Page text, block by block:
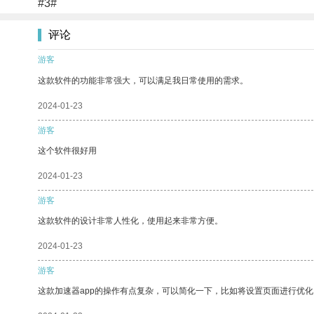
#3#
评论
游客
这款软件的功能非常强大，可以满足我日常使用的需求。
2024-01-23
游客
这个软件很好用
2024-01-23
游客
这款软件的设计非常人性化，使用起来非常方便。
2024-01-23
游客
这款加速器app的操作有点复杂，可以简化一下，比如将设置页面进行优